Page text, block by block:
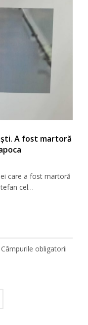
A fost martoră
care a fost martoră
cel…
Câmpurile obligatorii